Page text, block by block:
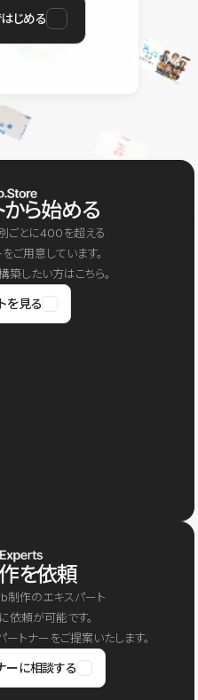
じめる
から始める
ごとに400を超える
ご用意しています。
したい方はこちら。
を見る
を依頼
制作のエキスパート
依頼が可能です。
トナーをご提案いたします。
ーに相談する